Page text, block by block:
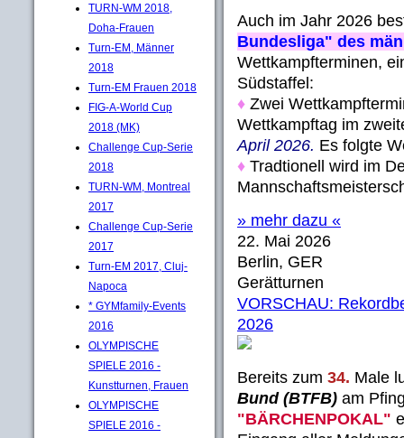
TURN-WM 2018,
Doha-Frauen
Turn-EM, Männer
2018
Turn-EM Frauen 2018
FIG-A-World Cup
2018 (MK)
Challenge Cup-Serie
2018
TURN-WM, Montreal
2017
Challenge Cup-Serie
2017
Turn-EM 2017, Cluj-
Napoca
* GYMfamily-Events
2016
OLYMPISCHE
SPIELE 2016 -
Kunstturnen, Frauen
OLYMPISCHE
SPIELE 2016 -
Auch im Jahr 2026
Bundesliga" des
Wettkampfterminen,
Südstaffel:
♦ Zwei
Wettkampftag im
April 2026. Es folgte
♦ Tradtionell wird im
» mehr dazu «
22. Mai 2026
Berlin, GER
Gerätturnen
VORSCHAU:
2026
Bereits zum 34. Male
Bund (BTFB) am
"BÄRCHENPOKAL"